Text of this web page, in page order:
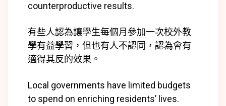
counterproductive results.
有些人認為讓學生每個月參加一次校外教
學有益學習，但也有人不認同，認為會有
適得其反的效果。
Local governments have limited budgets
to spend on enriching residents’ lives.